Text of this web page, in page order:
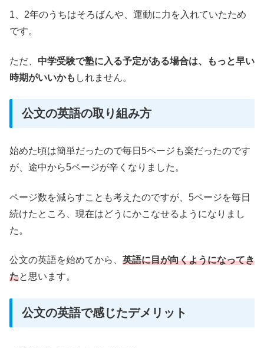
1、2年のうちはそろばんや、運動に力を入れていたため
です。
ただ、 中学受験で塾に入る予定がある場合は、もっと早い
時期がいいかも しれません。
公文の英語の取り組み方
始めた頃は簡単だったので毎日5ページも楽だったのです
が、途中から5ページが辛くなりました。
ページ数を減らすことも考えたのですが、5ページを毎日
続けたところ、現在はどうにかこなせるようになりまし
た。
公文の英語を始めてから、 英語に目が向くようになってき
たと思います。
公文の英語で感じたデメリット